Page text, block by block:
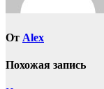
От Alex
Похожая запись